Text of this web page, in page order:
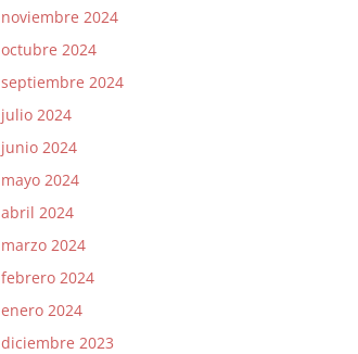
noviembre 2024
octubre 2024
septiembre 2024
julio 2024
junio 2024
mayo 2024
abril 2024
marzo 2024
febrero 2024
enero 2024
diciembre 2023